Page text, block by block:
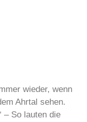
wieder, wenn
Ahrtal sehen.
– So lauten die